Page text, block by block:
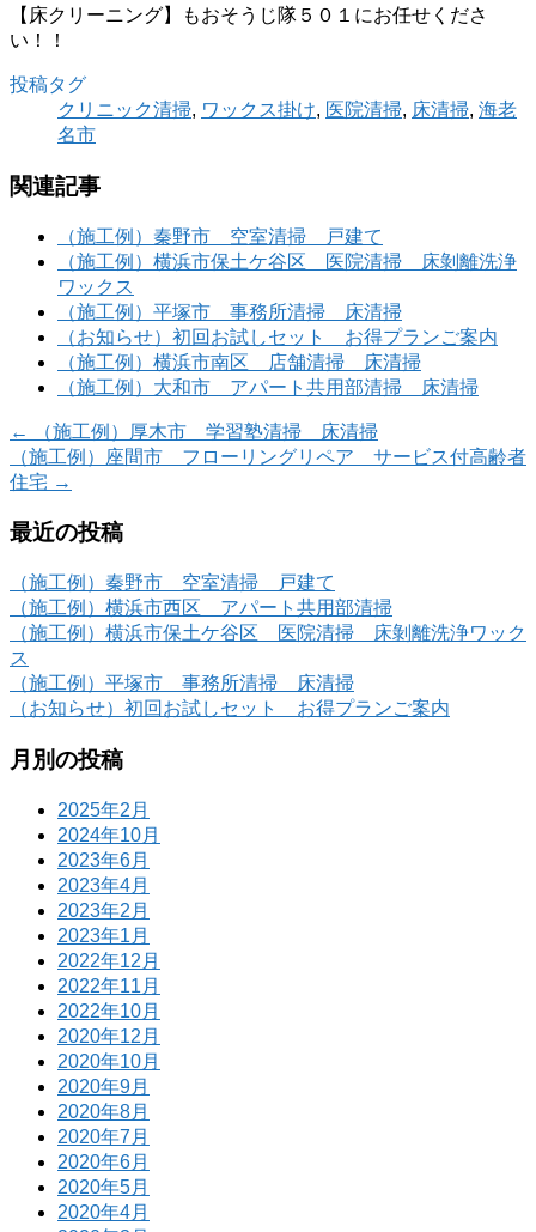
【床クリーニング】もおそうじ隊５０１にお任せくださ
い！！
投稿タグ
クリニック清掃, ワックス掛け, 医院清掃, 床清掃, 海老
名市
関連記事
（施工例）秦野市 空室清掃 戸建て
（施工例）横浜市保土ケ谷区 医院清掃 床剝離洗浄
ワックス
（施工例）平塚市 事務所清掃 床清掃
（お知らせ）初回お試しセット お得プランご案内
（施工例）横浜市南区 店舗清掃 床清掃
（施工例）大和市 アパート共用部清掃 床清掃
←
（施工例）厚木市 学習塾清掃 床清掃
（施工例）座間市 フローリングリペア サービス付高齢者
住宅 →
最近の投稿
（施工例）秦野市 空室清掃 戸建て
（施工例）横浜市西区 アパート共用部清掃
（施工例）横浜市保土ケ谷区 医院清掃 床剝離洗浄ワック
ス
（施工例）平塚市 事務所清掃 床清掃
（お知らせ）初回お試しセット お得プランご案内
月別の投稿
2025年2月
2024年10月
2023年6月
2023年4月
2023年2月
2023年1月
2022年12月
2022年11月
2022年10月
2020年12月
2020年10月
2020年9月
2020年8月
2020年7月
2020年6月
2020年5月
2020年4月